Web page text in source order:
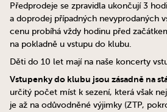
Předprodeje se zpravidla ukončují 3
a doprodej případných nevyprodaných
cenu probíhá vždy hodinu před
na pokladně u vstupu do klubu.
Děti do 10 let mají na naše koncerty
Vstupenky do klubu jsou zásadně na
určitý počet míst k sezení, která však
je až na odůvodněné výjimky (ZTP,